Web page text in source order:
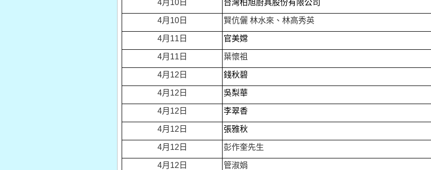
4月10日 台灣柏旭廚具股份有限公司
4月10日 賢伉儷 林水來、林高秀英
4月11日 官美嫦
4月11日 葉懷祖
4月12日 錢秋碧
4月12日 吳梨華
4月12日 李翠香
4月12日 張雅秋
4月12日 彭作奎先生
4月12日 管淑娟